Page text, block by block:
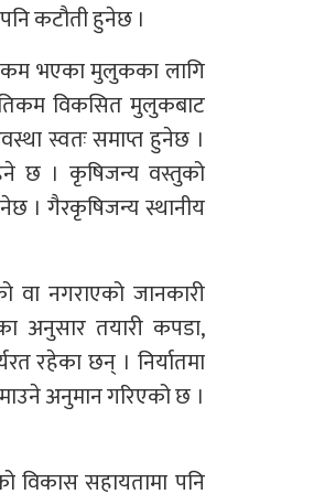
कटौती हुनेछ ।
कम भएका मुलुकका लागि
विकसित मुलुकबाट
स्वतः समाप्त हुनेछ ।
छ । कृषिजन्य वस्तुको
। गैरकृषिजन्य स्थानीय
वा नगराएको जानकारी
अनुसार तयारी कपडा,
रहेका छन् । निर्यातमा
अनुमान गरिएको छ ।
विकास सहायतामा पनि